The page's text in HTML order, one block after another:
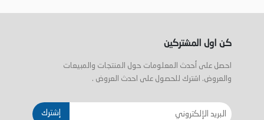
كن اول المشتركين
احصل على أحدث المعلومات حول المنتجات والمبيعات
والعروض. اشترك للحصول على احدث العروض .
إشترك